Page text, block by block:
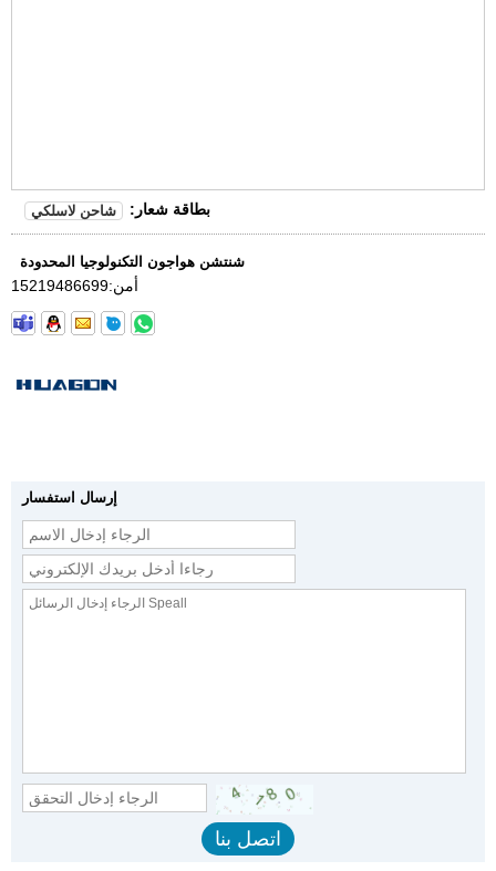
بطاقة شعار: شاحن لاسلكي
شنتشن هواجون التكنولوجيا المحدودة
أمن:15219486699
إرسال استفسار